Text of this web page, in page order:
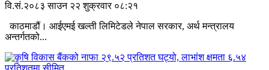
वि.सं.२०८३ साउन २२ शुक्रवार ०८:२१
काठमाडौं। आईएमई खल्ती लिमिटेडले नेपाल सरकार, अर्थ मन्त्रालय
अन्तर्गतको...